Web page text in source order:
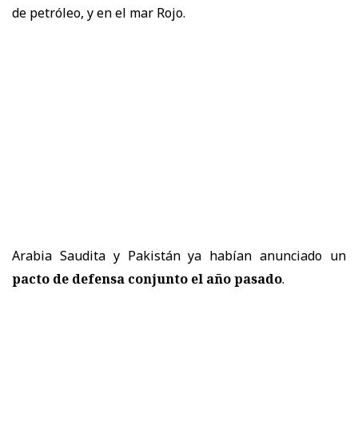
de petróleo, y en el mar Rojo.
Arabia Saudita y Pakistán ya habían anunciado un
pacto de defensa conjunto el año pasado.